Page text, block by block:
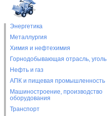
Энергетика
Металлургия
Химия и нефтехимия
Горнодобывающая отрасль, уголь
Нефть и газ
АПК и пищевая промышленность
Машиностроение, производство
оборудования
Транспорт